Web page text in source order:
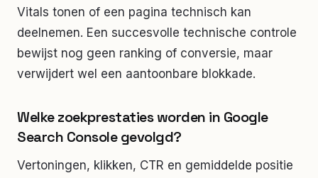
Vitals tonen of een pagina technisch kan
deelnemen. Een succesvolle technische controle
bewijst nog geen ranking of conversie, maar
verwijdert wel een aantoonbare blokkade.
Welke zoekprestaties worden in Google
Search Console gevolgd?
Vertoningen, klikken, CTR en gemiddelde positie